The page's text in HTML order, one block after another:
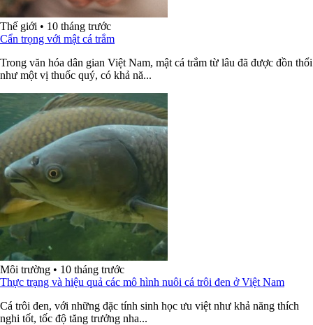
Thế giới • 10 tháng trước
Cẩn trọng với mật cá trắm
Trong văn hóa dân gian Việt Nam, mật cá trắm từ lâu đã được đồn thổi
như một vị thuốc quý, có khả nă...
Môi trường • 10 tháng trước
Thực trạng và hiệu quả các mô hình nuôi cá trôi đen ở Việt Nam
Cá trôi đen, với những đặc tính sinh học ưu việt như khả năng thích
nghi tốt, tốc độ tăng trưởng nha...